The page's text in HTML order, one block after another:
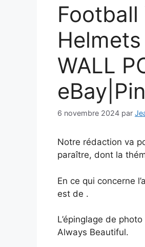
Football
WALL
6 novembre 2024 par
Notre rédaction va
paraître, dont la
En ce qui concerne
est de .
L’épinglage de
Always Beautiful.